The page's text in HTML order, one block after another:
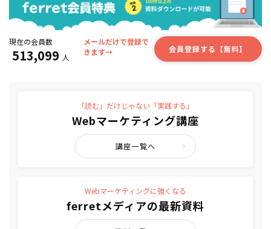
現在の会員数
513,099 人
メールだけで登録で
きます→
会員登録する【無料】
「読む」だけじゃない「実践する」
Webマーケティング講座
講座一覧へ
Webマーケティングに強くなる
ferretメディアの最新資料